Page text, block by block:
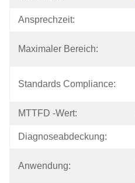
Ansprechzeit:
Maximaler Bereich:
Standards Compliance:
MTTFD -Wert:
Diagnoseabdeckung:
Anwendung: